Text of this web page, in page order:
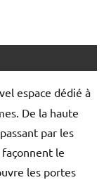
espace dédié à
De la haute
par les
le
les portes